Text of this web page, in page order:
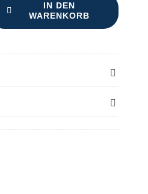
IN DEN
WARENKORB